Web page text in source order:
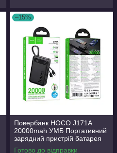
–15%
Повербанк HOCO J171A
20000mah УМБ Портативний
зарядний пристрій батарея
Повербанк Power Bank
Готово до відправки